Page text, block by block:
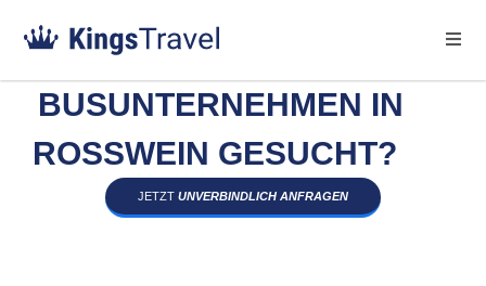
BUSUNTERNEHMEN IN
ROSSWEIN GESUCHT?
JETZT UNVERBINDLICH ANFRAGEN